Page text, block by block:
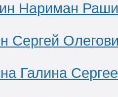
Нариман
Сергей
Галина